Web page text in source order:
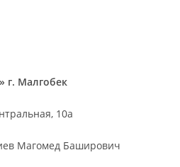
г. Малгобек
10а
Магомед Баширович